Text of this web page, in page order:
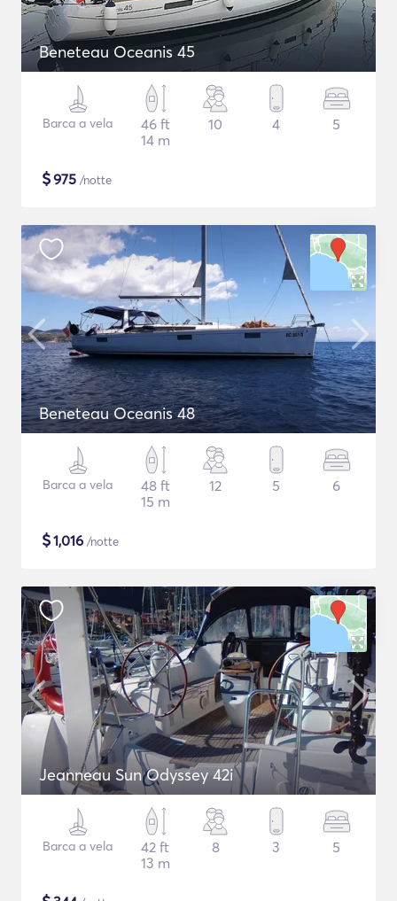
Beneteau Oceanis 45
Barca a vela
46 ft
14 m
10 4 5
$975 /notte
Beneteau Oceanis 48
Barca a vela
48 ft
15 m
12 5 6
$1,016 /notte
Jeanneau Sun Odyssey 42i
Barca a vela
42 ft
13 m
8 3 5